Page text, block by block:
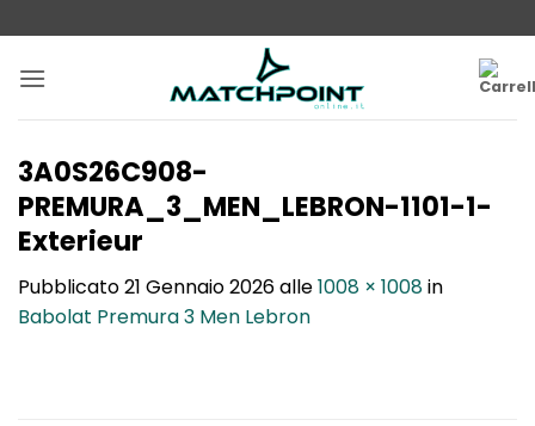
ai
contenuti
3A0S26C908-
PREMURA_3_MEN_LEBRON-1101-1-
Exterieur
Pubblicato21 Gennaio 2026alle1008 × 1008in
Babolat Premura 3 Men Lebron